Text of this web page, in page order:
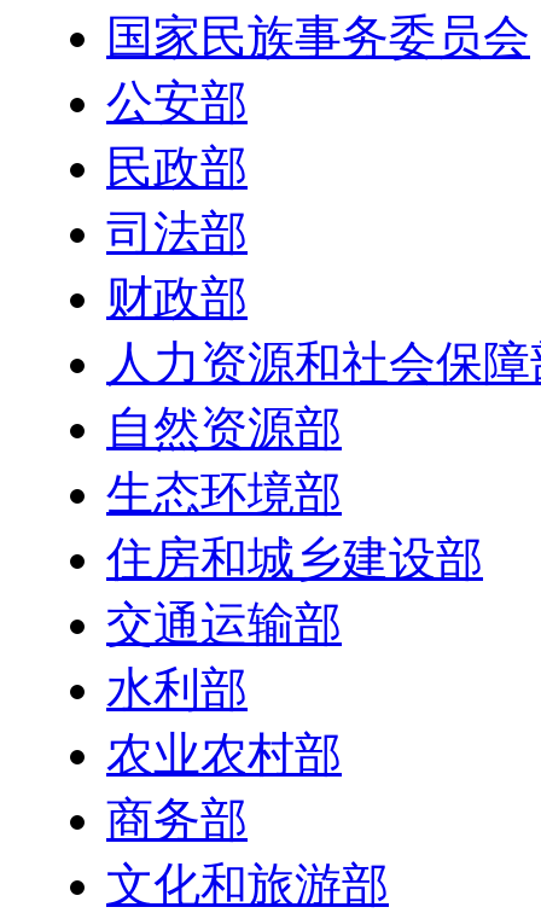
国家民族事务委员会
公安部
民政部
司法部
财政部
人力资源和社会保
自然资源部
生态环境部
住房和城乡建设部
交通运输部
水利部
农业农村部
商务部
文化和旅游部